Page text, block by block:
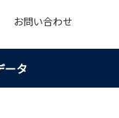
お問い合わせ
ータ